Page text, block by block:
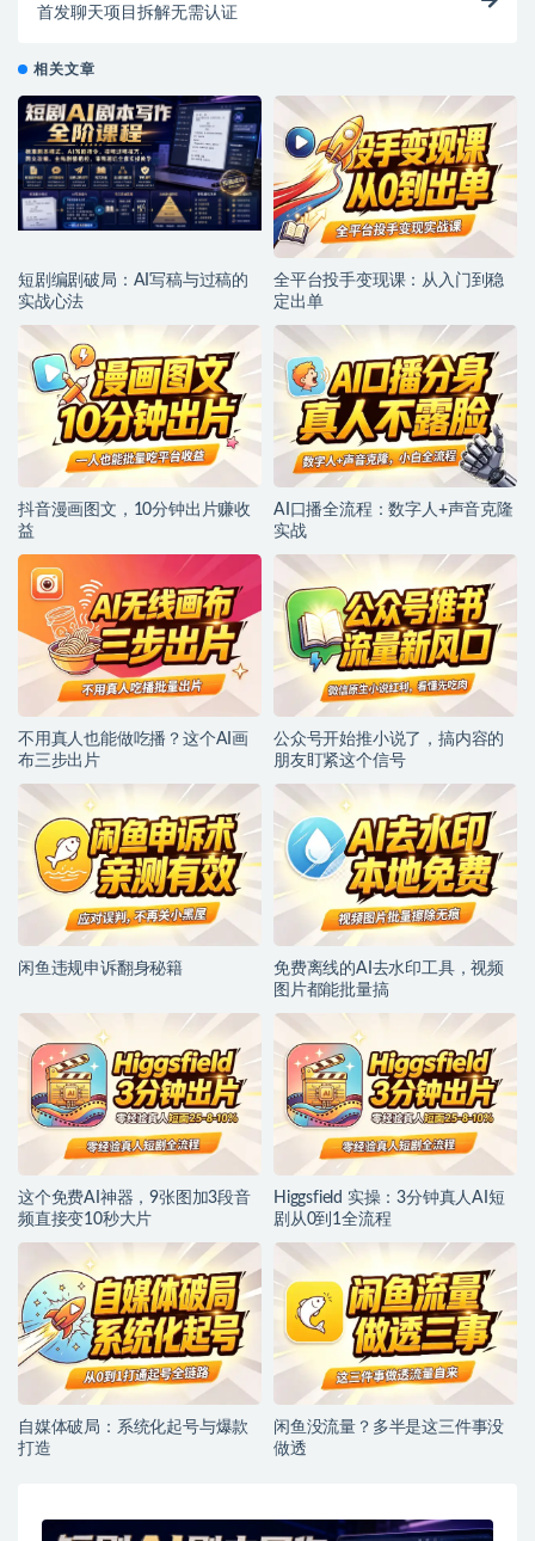
首发聊天项目拆解无需认证
相关文章
短剧编剧破局：AI写稿与过稿的
实战心法
全平台投手变现课：从入门到稳
定出单
抖音漫画图文，10分钟出片赚收
益
AI口播全流程：数字人+声音克隆
实战
不用真人也能做吃播？这个AI画
布三步出片
公众号开始推小说了，搞内容的
朋友盯紧这个信号
闲鱼违规申诉翻身秘籍
免费离线的AI去水印工具，视频
图片都能批量搞
这个免费AI神器，9张图加3段音
频直接变10秒大片
Higgsfield 实操：3分钟真人AI短
剧从0到1全流程
自媒体破局：系统化起号与爆款
打造
闲鱼没流量？多半是这三件事没
做透